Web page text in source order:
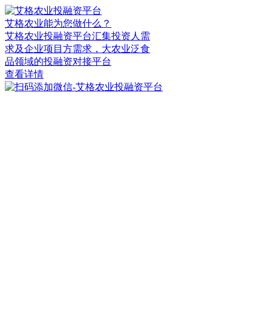
艾格农业能为您做什么？
艾格农业投融资平台汇集投资人需
求及企业项目方需求，大农业泛食
品领域的投融资对接平台
查看详情